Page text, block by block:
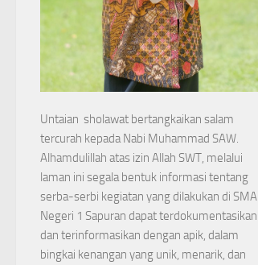
Untaian sholawat bertangkaikan salam
tercurah kepada Nabi Muhammad SAW.
Alhamdulillah atas izin Allah SWT, melalui
laman ini segala bentuk informasi tentang
serba-serbi kegiatan yang dilakukan di SMA
Negeri 1 Sapuran dapat terdokumentasikan
dan terinformasikan dengan apik, dalam
bingkai kenangan yang unik, menarik, dan